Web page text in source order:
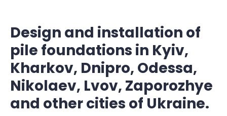
Design and installation of
pile foundations in Kyiv,
Kharkov, Dnipro, Odessa,
Nikolaev, Lvov, Zaporozhye
and other cities of Ukraine.